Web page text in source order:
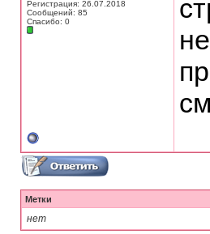
Регистрация: 26.07.2018
Сообщений: 85
Спасибо: 0
Метки
нет